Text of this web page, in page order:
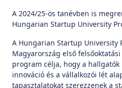
A 2024/25-ös tanévben is
Hungarian Startup University
A Hungarian Startup University
Magyarország első
program célja, hogy a
innováció és a vállalkozói lét
tapasztalatokat szerezzenek a